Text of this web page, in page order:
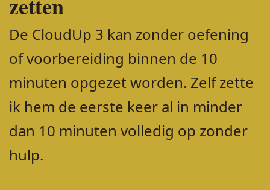
De CloudUp 3 kan zonder oefening
of voorbereiding binnen de 10
minuten opgezet worden. Zelf zette
ik hem de eerste keer al in minder
dan 10 minuten volledig op zonder
hulp.